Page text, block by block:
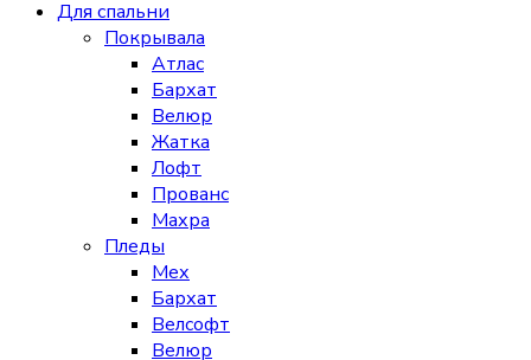
Для спальни
Покрывала
Атлас
Бархат
Велюр
Жатка
Лофт
Прованс
Махра
Пледы
Мех
Бархат
Велсофт
Велюр